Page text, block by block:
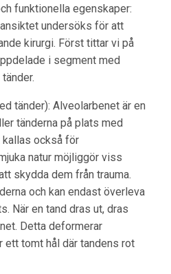
funktionella egenskaper:
undersöks för att
kirurgi. Först tittar vi på
i segment med
tänder): Alveolarbenet är en
tänderna på plats med
kallas också för
natur möjliggör viss
skydda dem från trauma.
och kan endast överleva
När en tand dras ut, dras
Detta deformerar
ett tomt hål där tandens rot